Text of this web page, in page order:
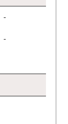
-
-